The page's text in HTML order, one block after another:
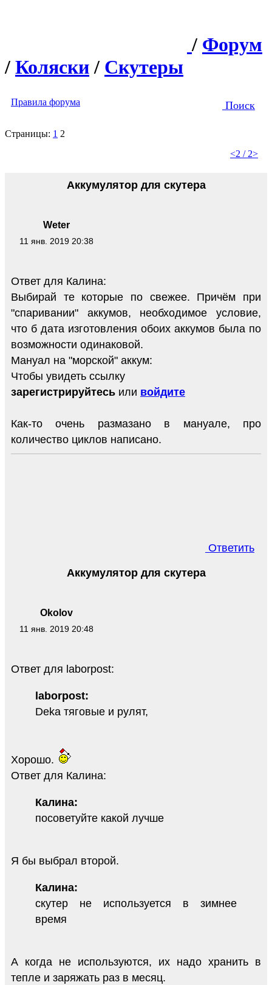
/ Форум
/ Коляски / Скутеры
Правила форума Поиск
Страницы: 1 2
<2 / 2>
Weter
11 янв. 2019 20:38
Аккумулятор для скутера
Ответ для Калина:
Выбирай те которые по свежее. Причём при
"спаривании" аккумов, необходимое условие,
что б дата изготовления обоих аккумов была по
возможности одинаковой.
Мануал на "морской" аккум:
Чтобы увидеть ссылку
зарегистрируйтесь или войдите
Как-то очень размазано в мануале, про
количество циклов написано.
Ответить
Okolov
11 янв. 2019 20:48
Аккумулятор для скутера
Ответ для laborpost:
laborpost:
Deka тяговые и рулят,
Хорошо.
Ответ для Калина:
Калина:
посоветуйте какой лучше
Я бы выбрал второй.
Калина:
скутер не используется в зимнее
время
А когда не используются, их надо хранить в
тепле и заряжать раз в месяц.